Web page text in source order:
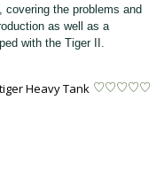
the problems and
as well as a
with the Tiger II.
Heavy Tank